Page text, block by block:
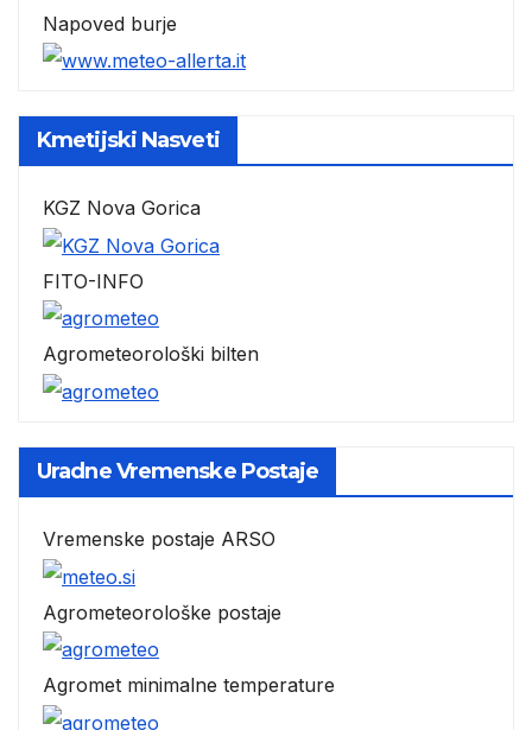
Napoved burje
Kmetijski Nasveti
KGZ Nova Gorica
FITO-INFO
Agrometeorološki bilten
Uradne Vremenske Postaje
Vremenske postaje ARSO
Agrometeorološke postaje
Agromet minimalne temperature